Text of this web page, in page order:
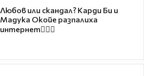
Любов или скандал? Карди Би и
Мадука Окойе разпалиха
интернет❤️‍🔥🔥